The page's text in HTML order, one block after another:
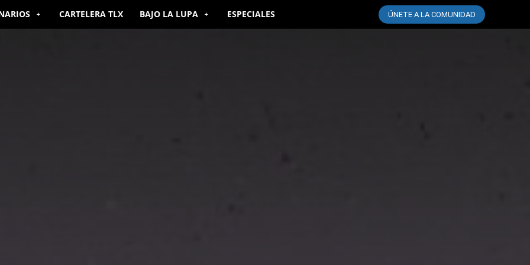
CARTELERA TLX BAJO LA LUPA ESPECIALES ÚNETE A LA COMUNIDAD